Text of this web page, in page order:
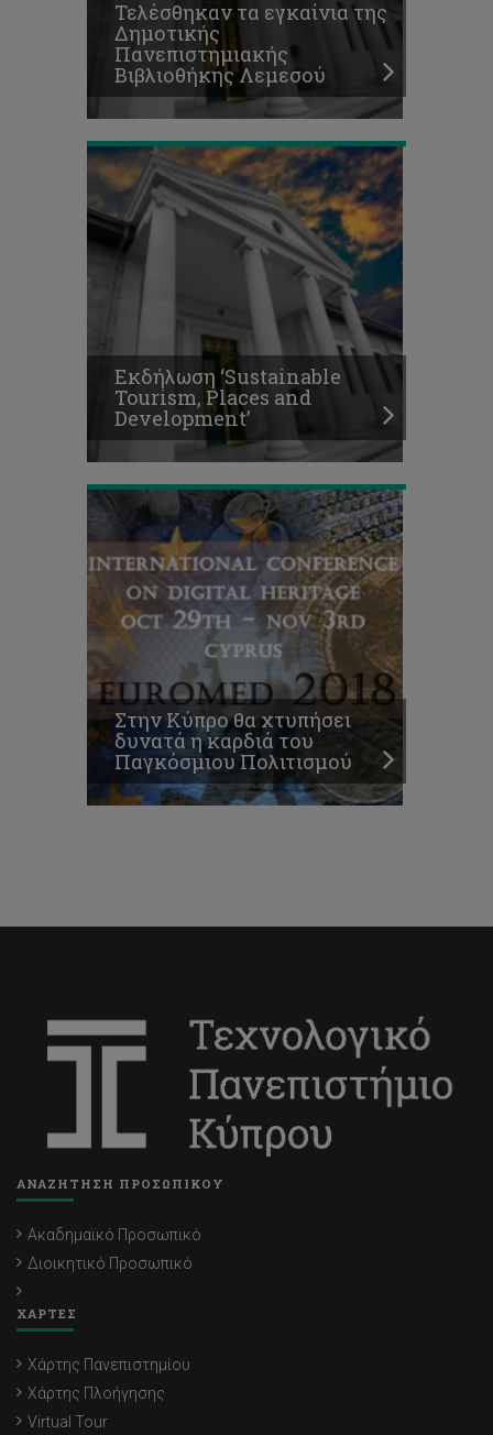
Τελέσθηκαν τα εγκαίνια της
Δημοτικής
Πανεπιστημιακής
Βιβλιοθήκης Λεμεσού
‘Sustainable
Tourism,
Places
and
Development’
Εκδήλωση ‘Sustainable
Tourism, Places and
Development’
Στην
χτυπήσει
η
καρδιά
του
Παγκόσμιου
Πολιτισμού
Στην Κύπρο θα χτυπήσει
δυνατά η καρδιά του
Παγκόσμιου Πολιτισμού
ΑΝΑΖΗΤΗΣΗ ΠΡΟΣΩΠΙΚΟΥ
Ακαδημαϊκό Προσωπικό
Διοικητικό Προσωπικό
ΧΑΡΤΕΣ
Χάρτης Πανεπιστημίου
Χάρτης Πλοήγησης
Virtual Tour